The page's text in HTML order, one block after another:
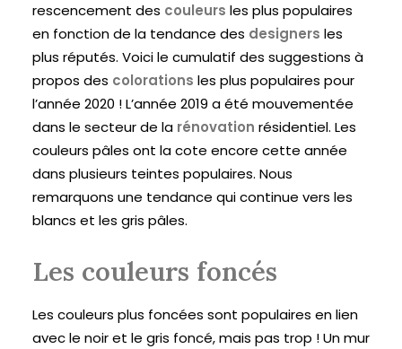
rescencement des couleurs les plus populaires
en fonction de la tendance des designers les
plus réputés. Voici le cumulatif des suggestions à
propos des colorations les plus populaires pour
l’année 2020 ! L’année 2019 a été mouvementée
dans le secteur de la rénovation résidentiel. Les
couleurs pâles ont la cote encore cette année
dans plusieurs teintes populaires. Nous
remarquons une tendance qui continue vers les
blancs et les gris pâles.
Les couleurs foncés
Les couleurs plus foncées sont populaires en lien
avec le noir et le gris foncé, mais pas trop ! Un mur